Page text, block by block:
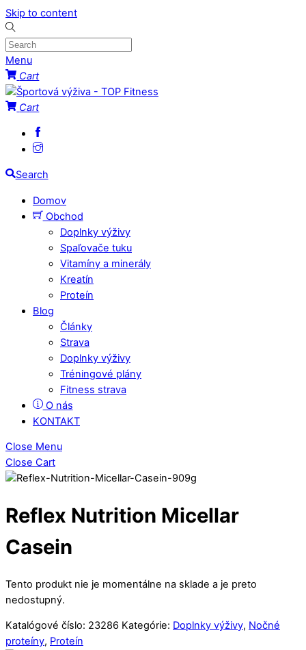
Skip to content
Menu
Cart
Cart
Search
Domov
Obchod
Doplnky výživy
Spaľovače tuku
Vitamíny a minerály
Kreatín
Proteín
Blog
Články
Strava
Doplnky výživy
Tréningové plány
Fitness strava
O nás
KONTAKT
Close Menu
Close Cart
Reflex Nutrition Micellar
Casein
Tento produkt nie je momentálne na sklade a je preto
nedostupný.
Katalógové číslo: 23286 Kategórie: Doplnky výživy, Nočné
proteíny, Proteín